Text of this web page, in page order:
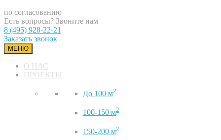
по согласованию
Есть вопросы? Звоните нам
8 (495) 928-22-21
Заказать звонок
МЕНЮ
О НАС
ПРОЕКТЫ
До 100 м2
100-150 м2
150-200 м2